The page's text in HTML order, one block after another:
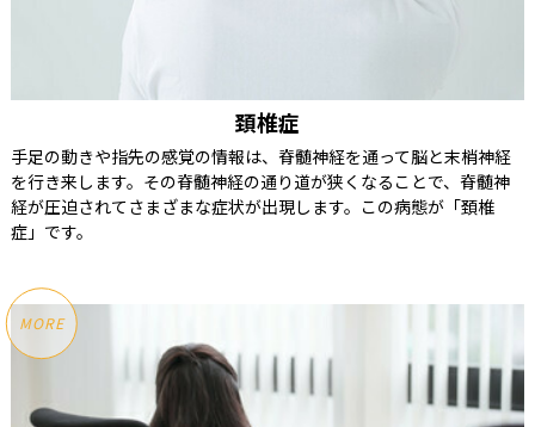
頚椎症
手足の動きや指先の感覚の情報は、脊髄神経を通って脳と末梢神経
を行き来します。その脊髄神経の通り道が狭くなることで、脊髄神
経が圧迫されてさまざまな症状が出現します。この病態が「頚椎
症」です。
MORE